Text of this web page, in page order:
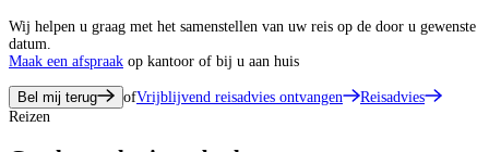
Wij helpen u graag met het samenstellen van uw reis op de door u gewenste
datum.
Maak een afspraak op kantoor of bij u aan huis
Bel mij terug ofVrijblijvend reisadvies ontvangen
Reisadvies
Reizen